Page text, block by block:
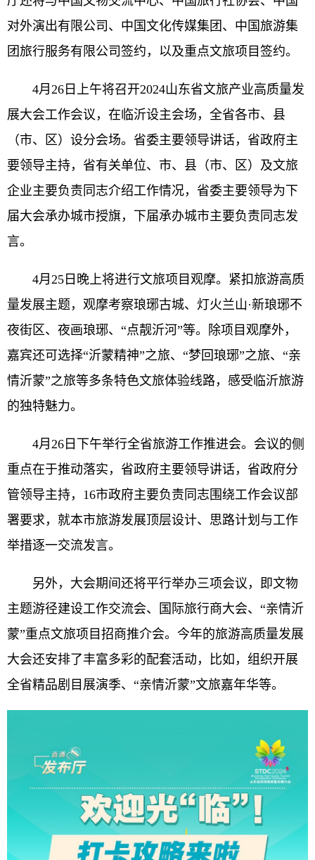
对外演出有限公司、中国文化传媒集团、中国旅游集
团旅行服务有限公司签约，以及重点文旅项目签约。
4月26日上午将召开2024山东省文旅产业高质量发
展大会工作会议，在临沂设主会场，全省各市、县
（市、区）设分会场。省委主要领导讲话，省政府主
要领导主持，省有关单位、市、县（市、区）及文旅
企业主要负责同志介绍工作情况，省委主要领导为下
届大会承办城市授旗，下届承办城市主要负责同志发
言。
4月25日晚上将进行文旅项目观摩。紧扣旅游高质
量发展主题，观摩考察琅琊古城、灯火兰山·新琅琊不
夜街区、夜画琅琊、“点靓沂河”等。除项目观摩外，
嘉宾还可选择“沂蒙精神”之旅、“梦回琅琊”之旅、“亲
情沂蒙”之旅等多条特色文旅体验线路，感受临沂旅游
的独特魅力。
4月26日下午举行全省旅游工作推进会。会议的侧
重点在于推动落实，省政府主要领导讲话，省政府分
管领导主持，16市政府主要负责同志围绕工作会议部
署要求，就本市旅游发展顶层设计、思路计划与工作
举措逐一交流发言。
另外，大会期间还将平行举办三项会议，即文物
主题游径建设工作交流会、国际旅行商大会、“亲情沂
蒙”重点文旅项目招商推介会。今年的旅游高质量发展
大会还安排了丰富多彩的配套活动，比如，组织开展
全省精品剧目展演季、“亲情沂蒙”文旅嘉年华等。